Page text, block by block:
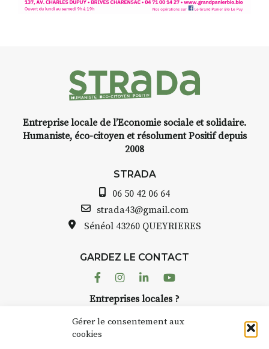
Gérer le consentement aux
cookies
d’Auzon, cette expo-
INTERVIEW
avez ouvert une galerie à
Auzon…
Bernard TURLE Le Fumoir n’est
pas une galerie permanente.
AuzonToujours organise
dans le village. Des artistes et
caves, les granges d’Auzon. Le
Fumoir est l’un de ces espaces
Entreprise locale de l’Economie sociale et solidaire.
Humaniste, éco-citoyen et résolument Positif depuis
2008
STRADA
06 50 42 06 64
strada43@gmail.com
Sénéol 43260 QUEYRIERES
GARDEZ LE CONTACT
FacebookInstagram
LinkedinYoutube
Entreprises locales ?